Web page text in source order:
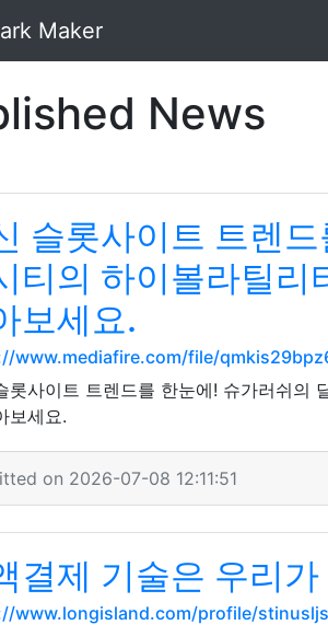
Maker
News
슬롯사이트 트렌
티의 하이볼라틸리
보세요.
www.mediafire.com/file/
롯사이트 트렌드를 한눈에! 슈가러쉬의
보세요.
on 2026-07-08 12:11:51
결제 기술은 우리
www.longisland.com/profile/